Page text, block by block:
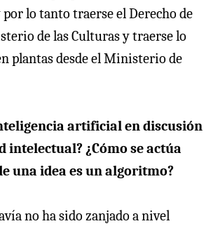
lo tanto traerse el Derecho de
de las Culturas y traerse lo
plantas desde el Ministerio de
artificial en discusión
intelectual? ¿Cómo se actúa
una idea es un algoritmo?
no ha sido zanjado a nivel